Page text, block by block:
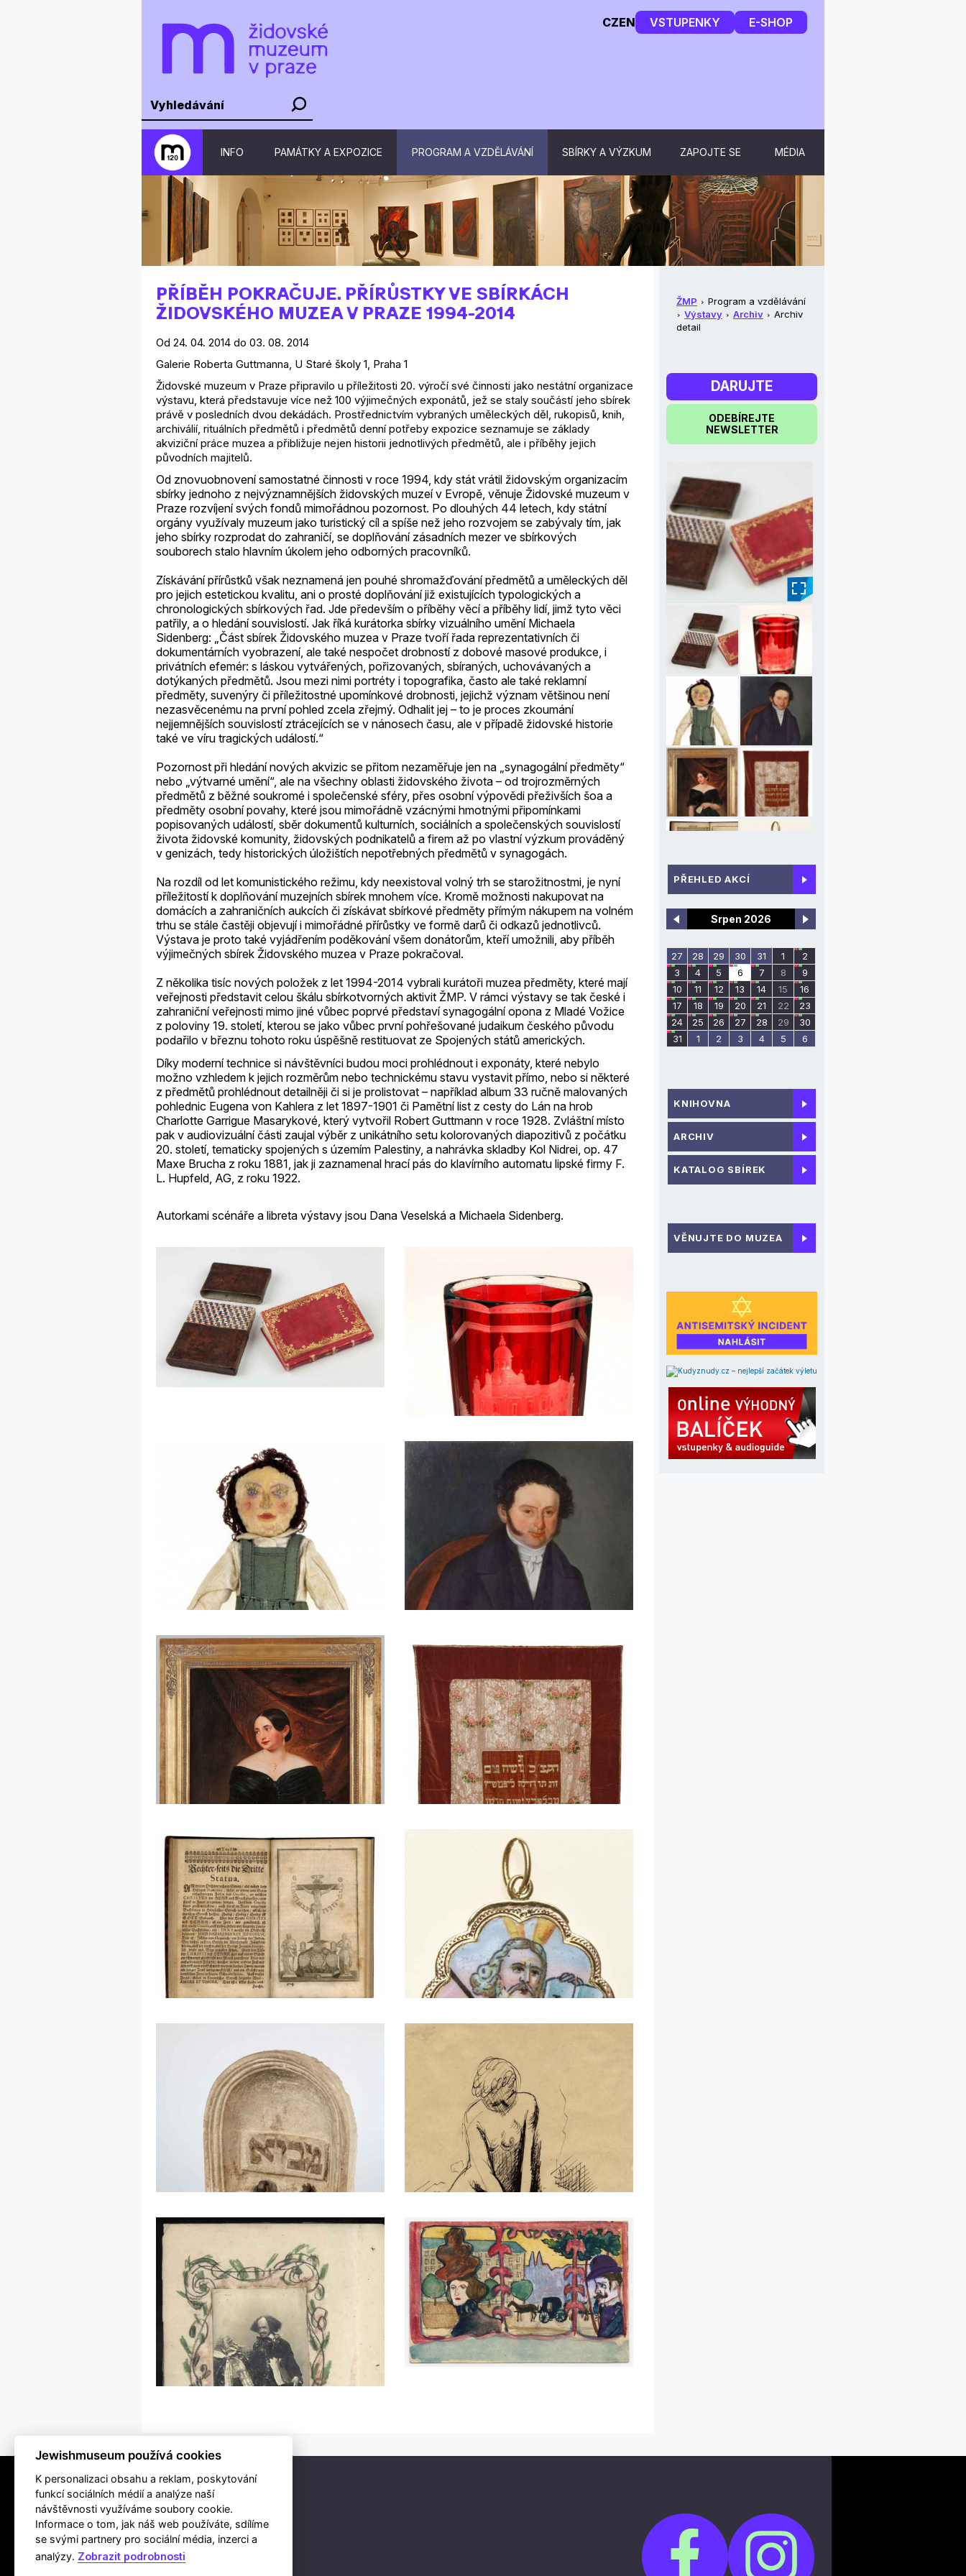
CZEN VSTUPENKY E-SHOP
INFO PAMÁTKY A EXPOZICE PROGRAM A VZDĚLÁVÁNÍ SBÍRKY A VÝZKUM ZAPOJTE SE MÉDIA
PŘÍBĚH POKRAČUJE. PŘÍRŮSTKY VE SBÍRKÁCH
ŽIDOVSKÉHO MUZEA V PRAZE 1994-2014
Od 24. 04. 2014 do 03. 08. 2014
Galerie Roberta Guttmanna, U Staré školy 1, Praha 1
Židovské muzeum v Praze připravilo u příležitosti 20. výročí své činnosti jako nestátní organizace
výstavu, která představuje více než 100 výjimečných exponátů, jež se staly součástí jeho sbírek
právě v posledních dvou dekádách. Prostřednictvím vybraných uměleckých děl, rukopisů, knih,
archiválií, rituálních předmětů i předmětů denní potřeby expozice seznamuje se základy
akviziční práce muzea a přibližuje nejen historii jednotlivých předmětů, ale i příběhy jejich
původních majitelů.
Od znovuobnovení samostatné činnosti v roce 1994, kdy stát vrátil židovským organizacím
sbírky jednoho z nejvýznamnějších židovských muzeí v Evropě, věnuje Židovské muzeum v
Praze rozvíjení svých fondů mimořádnou pozornost. Po dlouhých 44 letech, kdy státní
orgány využívaly muzeum jako turistický cíl a spíše než jeho rozvojem se zabývaly tím, jak
jeho sbírky rozprodat do zahraničí, se doplňování zásadních mezer ve sbírkových
souborech stalo hlavním úkolem jeho odborných pracovníků.
Získávání přírůstků však neznamená jen pouhé shromažďování předmětů a uměleckých děl
pro jejich estetickou kvalitu, ani o prosté doplňování již existujících typologických a
chronologických sbírkových řad. Jde především o příběhy věcí a příběhy lidí, jimž tyto věci
patřily, a o hledání souvislostí. Jak říká kurátorka sbírky vizuálního umění Michaela
Sidenberg: „Část sbírek Židovského muzea v Praze tvoří řada reprezentativních či
dokumentárních vyobrazení, ale také nespočet drobností z dobové masové produkce, i
privátních efemér: s láskou vytvářených, pořizovaných, sbíraných, uchovávaných a
dotýkaných předmětů. Jsou mezi nimi portréty i topografika, často ale také reklamní
předměty, suvenýry či příležitostné upomínkové drobnosti, jejichž význam většinou není
nezasvěcenému na první pohled zcela zřejmý. Odhalit jej – to je proces zkoumání
nejjemnějších souvislostí ztrácejících se v nánosech času, ale v případě židovské historie
také ve víru tragických událostí.“
Pozornost při hledání nových akvizic se přitom nezaměřuje jen na „synagogální předměty“
nebo „výtvarné umění“, ale na všechny oblasti židovského života – od trojrozměrných
předmětů z běžné soukromé i společenské sféry, přes osobní výpovědi přeživších šoa a
předměty osobní povahy, které jsou mimořádně vzácnými hmotnými připomínkami
popisovaných událostí, sběr dokumentů kulturních, sociálních a společenských souvislostí
života židovské komunity, židovských podnikatelů a firem až po vlastní výzkum prováděný
v genizách, tedy historických úložištích nepotřebných předmětů v synagogách.
Na rozdíl od let komunistického režimu, kdy neexistoval volný trh se starožitnostmi, je nyní
příležitostí k doplňování muzejních sbírek mnohem více. Kromě možnosti nakupovat na
domácích a zahraničních aukcích či získávat sbírkové předměty přímým nákupem na volném
trhu se stále častěji objevují i mimořádné přírůstky ve formě darů či odkazů jednotlivců.
Výstava je proto také vyjádřením poděkování všem donátorům, kteří umožnili, aby příběh
výjimečných sbírek Židovského muzea v Praze pokračoval.
Z několika tisíc nových položek z let 1994-2014 vybrali kurátoři muzea předměty, které mají
veřejnosti představit celou škálu sbírkotvorných aktivit ŽMP. V rámci výstavy se tak české i
zahraniční veřejnosti mimo jiné vůbec poprvé představí synagogální opona z Mladé Vožice
z poloviny 19. století, kterou se jako vůbec první pohřešované judaikum českého původu
podařilo v březnu tohoto roku úspěšně restituovat ze Spojených států amerických.
Díky moderní technice si návštěvníci budou moci prohlédnout i exponáty, které nebylo
možno vzhledem k jejich rozměrům nebo technickému stavu vystavit přímo, nebo si některé
z předmětů prohlédnout detailněji či si je prolistovat – například album 33 ručně malovaných
pohlednic Eugena von Kahlera z let 1897-1901 či Pamětní list z cesty do Lán na hrob
Charlotte Garrigue Masarykové, který vytvořil Robert Guttmann v roce 1928. Zvláštní místo
pak v audiovizuální části zaujal výběr z unikátního setu kolorovaných diapozitivů z počátku
20. století, tematicky spojených s územím Palestiny, a nahrávka skladby Kol Nidrei, op. 47
Maxe Brucha z roku 1881, jak ji zaznamenal hrací pás do klavírního automatu lipské firmy F.
L. Hupfeld, AG, z roku 1922.
Autorkami scénáře a libreta výstavy jsou Dana Veselská a Michaela Sidenberg.
ŽMP
Program a vzdělávání
Výstavy
Archiv
Archiv
detail
DARUJTE
ODEBÍREJTE
NEWSLETTER
_
PŘEHLED AKCÍ
Srpen 2026
27 28 29 30 31 1
2
3
4 5 6 7 8
9
10
11 12 13 14 15
16
17
18 19 20 21 22
23
24
25 26 27 28 29
30
31
1 2 3 4 5 6
KNIHOVNA
ARCHIV
KATALOG SBÍREK
VĚNUJTE DO MUZEA
Jewishmuseum používá cookies
K personalizaci obsahu a reklam, poskytování
funkcí sociálních médií a analýze naší
návštěvnosti využíváme soubory cookie.
Informace o tom, jak náš web používáte, sdílíme
se svými partnery pro sociální média, inzerci a
analýzy. Zobrazit podrobnosti